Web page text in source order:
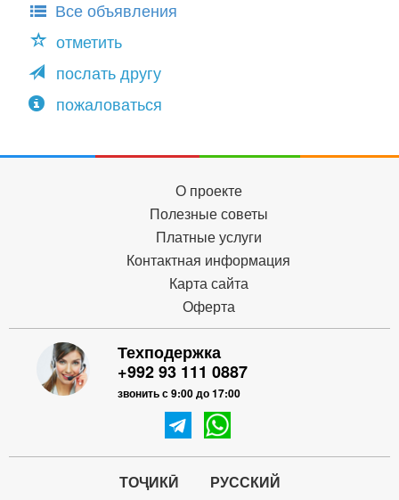
Все объявления
отметить
послать другу
пожаловаться
О проекте
Полезные советы
Платные услуги
Контактная информация
Карта сайта
Оферта
Техподержка
+992 93 111 0887
звонить с 9:00 до 17:00
ТОҶИКӢ РУССКИЙ